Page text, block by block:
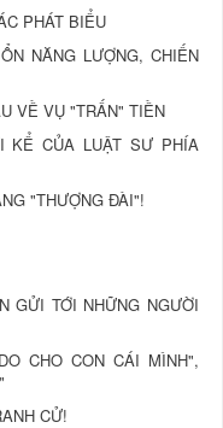
PHÁT BIỂU
NĂNG LƯỢNG, CHIẾN
VỀ VỤ "TRẤN" TIỀN
KỂ CỦA LUẬT SƯ PHÍA
"THƯỢNG ĐÀI"!
GỬI TỚI NHỮNG NGƯỜI
CHO CON CÁI MÌNH",
CỬ!